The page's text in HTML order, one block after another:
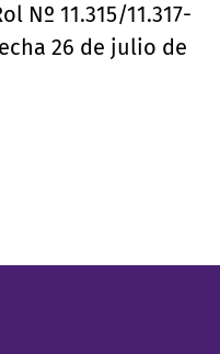
Nº 11.315/11.317-
26 de julio de